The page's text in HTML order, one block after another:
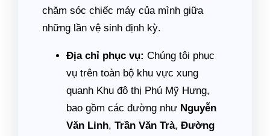
chăm sóc chiếc máy của mình giữa
những lần vệ sinh định kỳ.
Địa chỉ phục vụ: Chúng tôi phục
vụ trên toàn bộ khu vực xung
quanh Khu đô thị Phú Mỹ Hưng,
bao gồm các đường như Nguyễn
Văn Linh, Trần Văn Trà, Đường